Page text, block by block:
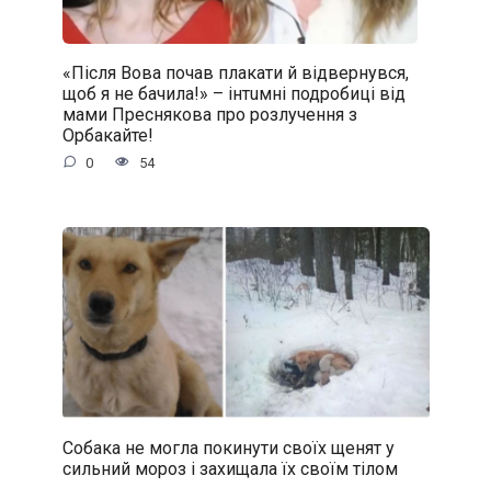
«Після Вова почав плакати й відвернувся,
щоб я не бачила!» – iнтuмнi подробиці від
мами Преснякова про розлучення з
Орбакайте!
0 54
Собака не могла покинути своїх щенят у
сильний мороз і захищала їх своїм тілом